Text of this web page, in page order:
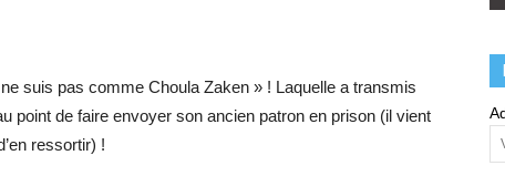
suis pas comme Choula Zaken » ! Laquelle a transmis
point de faire envoyer son ancien patron en prison (il vient
ressortir) !